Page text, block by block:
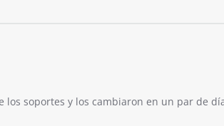
soportes y los cambiaron en un par de